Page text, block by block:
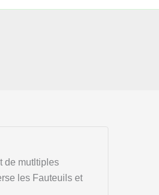
de mutltiples
les Fauteuils et